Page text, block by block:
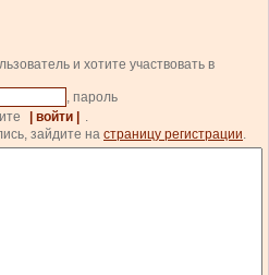
и хотите участвовать в
, пароль
| войти |
.
зайдите на страницу регистрации.